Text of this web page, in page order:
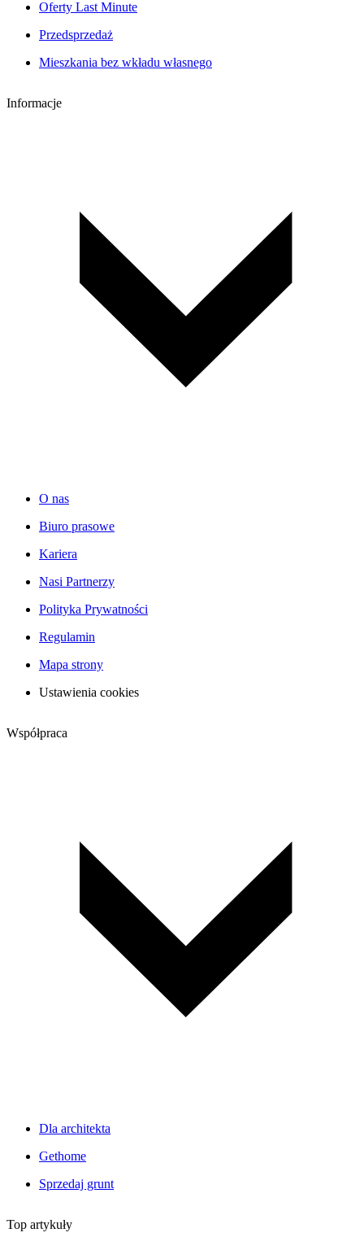
Oferty Last Minute
Przedsprzedaż
Mieszkania bez wkładu własnego
Informacje
O nas
Biuro prasowe
Kariera
Nasi Partnerzy
Polityka Prywatności
Regulamin
Mapa strony
Ustawienia cookies
Współpraca
Dla architekta
Gethome
Sprzedaj grunt
Top artykuły